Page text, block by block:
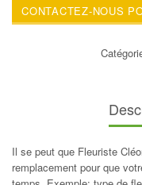
CONTACTEZ-NOUS
Il se peut que Fleuriste
remplacement pour que